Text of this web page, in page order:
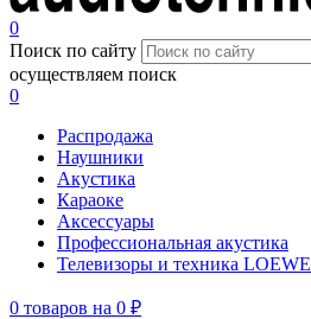
0
Поиск по сайту
осуществляем поиск
0
Распродажа
Наушники
Акустика
Караоке
Аксессуары
Профессиональная акустика
Телевизоры и техника LOEWE
0 товаров на 0 ₽